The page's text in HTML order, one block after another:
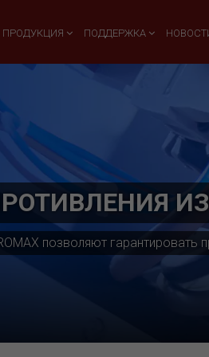
ПРОДУКЦИЯ ПОДДЕРЖКА
позволяют